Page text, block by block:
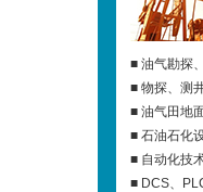
■ 油气勘探
■ 物探、测
■ 油气田地
■ 石油石化
■ 自动化技
■ DCS、